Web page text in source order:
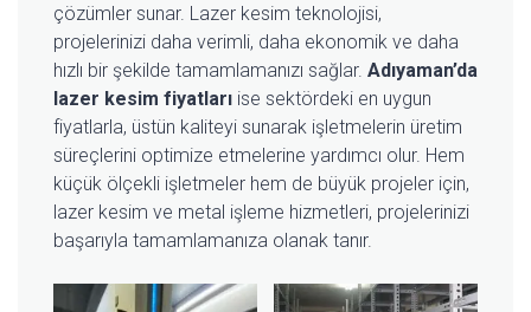
çözümler sunar. Lazer kesim teknolojisi,
projelerinizi daha verimli, daha ekonomik ve daha
hızlı bir şekilde tamamlamanızı sağlar. Adıyaman’da
lazer kesim fiyatları ise sektördeki en uygun
fiyatlarla, üstün kaliteyi sunarak işletmelerin üretim
süreçlerini optimize etmelerine yardımcı olur. Hem
küçük ölçekli işletmeler hem de büyük projeler için,
lazer kesim ve metal işleme hizmetleri, projelerinizi
başarıyla tamamlamanıza olanak tanır.